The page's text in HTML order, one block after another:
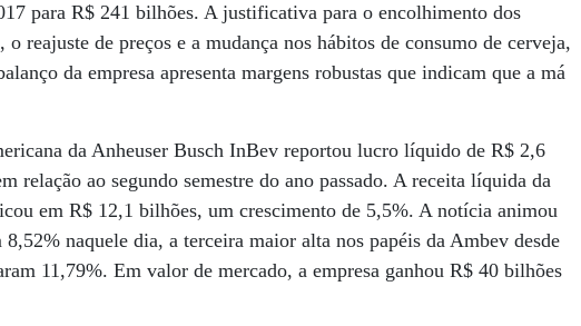
para R$ 241 bilhões. A justificativa para o encolhimento dos
reajuste de preços e a mudança nos hábitos de consumo de cerveja,
da empresa apresenta margens robustas que indicam que a má
da Anheuser Busch InBev reportou lucro líquido de R$ 2,6
relação ao segundo semestre do ano passado. A receita líquida da
em R$ 12,1 bilhões, um crescimento de 5,5%. A notícia animou
8,52% naquele dia, a terceira maior alta nos papéis da Ambev desde
11,79%. Em valor de mercado, a empresa ganhou R$ 40 bilhões